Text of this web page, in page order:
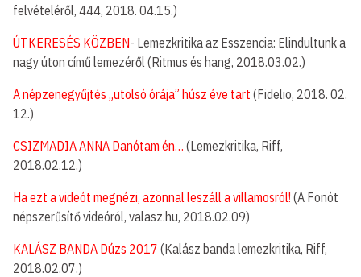
felvételéről, 444, 2018. 04.15.)
ÚTKERESÉS KÖZBEN- Lemezkritika az Esszencia: Elindultunk a
nagy úton című lemezéről (Ritmus és hang, 2018.03.02.)
A népzenegyűjtés „utolsó órája” húsz éve tart (Fidelio, 2018. 02.
12.)
CSIZMADIA ANNA Danótam én… (Lemezkritika, Riff,
2018.02.12.)
Ha ezt a videót megnézi, azonnal leszáll a villamosról! (A Fonót
népszerűsítő videóról, valasz.hu, 2018.02.09)
KALÁSZ BANDA Dúzs 2017 (Kalász banda lemezkritika, Riff,
2018.02.07.)